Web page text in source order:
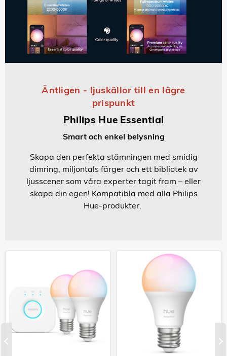
Äntligen - ljuskällor till en lägre
prispunkt
Philips Hue Essential
Smart och enkel belysning
Skapa den perfekta stämningen med smidig
dimring, miljontals färger och ett bibliotek av
ljusscener som våra experter tagit fram – eller
skapa din egen! Kompatibla med alla Philips
Hue-produkter.